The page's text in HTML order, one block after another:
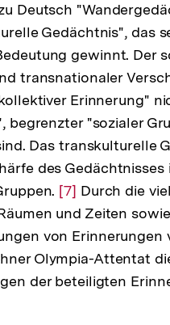
Deutsch
Gedächtnis", das
gewinnt. Der
transnationaler
Erinnerung"
begrenzter "sozialer
Das transkulturelle
des
Zur
Auflösung
der
Fußnote
[7] Durch die
und Zeiten
von
Olympia-Attentat
der beteiligten